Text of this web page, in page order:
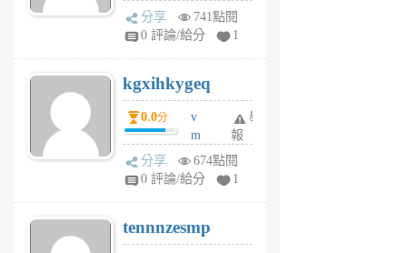
wi
w
6
個
月
前
分享
741點閱
0 評論/給分
1
kgxihkygeq
0.0分
v
m
sg
sr
6
個
舉
報
分享
674點閱
0 評論/給分
1
tennnzesmp